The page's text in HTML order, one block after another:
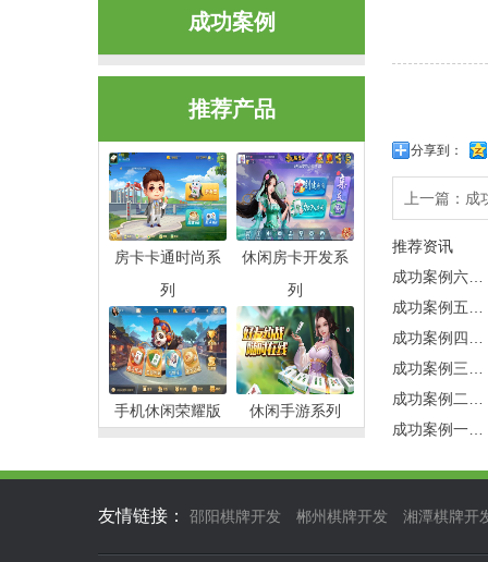
成功案例
推荐产品
房卡卡通时尚系
列
休闲房卡开发系
列
手机休闲荣耀版 休闲手游系列
分享到：
上一篇： 成
推荐资讯
成功案例六…
成功案例五…
成功案例四…
成功案例三…
成功案例二…
成功案例一…
友情链接： 邵阳棋牌开发 郴州棋牌开发 湘潭棋牌开